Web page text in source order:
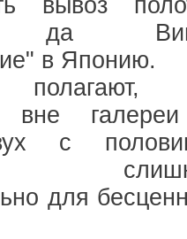
да
в Японию.
вне
с
для